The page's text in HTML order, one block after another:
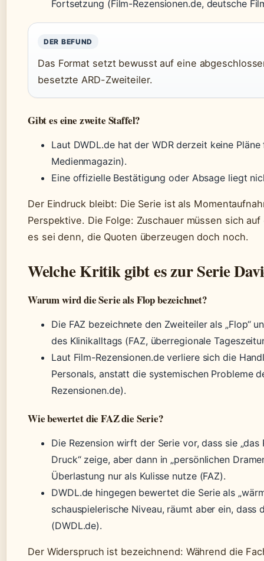
Fortsetzung (Film-Rezensionen.de, deutsche
DER BEFUND
Das Format setzt bewusst auf eine
besetzte ARD-Zweiteiler.
Gibt es eine zweite Staffel?
Laut DWDL.de hat der WDR derzeit keine
Medienmagazin).
Eine offizielle Bestätigung oder Absage liegt
Der Eindruck bleibt: Die Serie ist als
Perspektive. Die Folge: Zuschauer müssen sich
es sei denn, die Quoten überzeugen doch noch.
Welche Kritik gibt es zur Serie
Warum wird die Serie als Flop bezeichnet?
Die FAZ bezeichnete den Zweiteiler als „Flop“
des Klinikalltags (FAZ, überregionale
Laut Film-Rezensionen.de verliere sich die
Personals, anstatt die systemischen Probleme
Rezensionen.de).
Wie bewertet die FAZ die Serie?
Die Rezension wirft der Serie vor, dass sie
Druck“ zeige, aber dann in „persönlichen
Überlastung nur als Kulisse nutze (FAZ).
DWDL.de hingegen bewertet die Serie als
schauspielerische Niveau, räumt aber ein, dass
(DWDL.de).
Der Widerspruch ist bezeichnend: Während die